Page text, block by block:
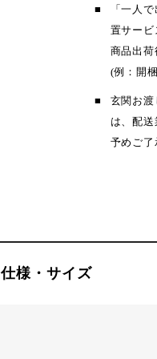
「一人
置サービ
商品出荷
(例：開
玄関お
は、配
予めご了
仕様・サイズ